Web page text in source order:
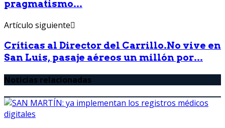
pragmatismo...
Artículo siguiente
Críticas al Director del Carrillo.No vive en
San Luis, pasaje aéreos un millón por...
Noticias relacionadas